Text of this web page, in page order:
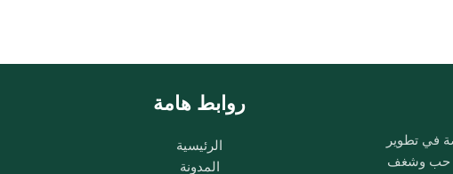
في تطوير
. بدأت قصتنا في عام 2017 مع حب وشغف
روابط هامة
الرئيسية
المدونة